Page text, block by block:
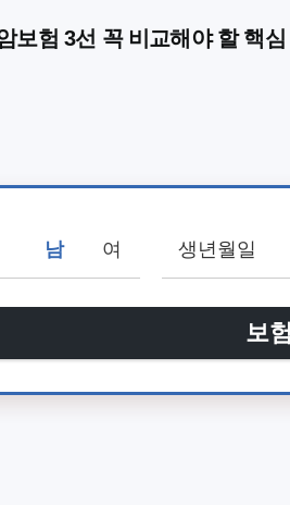
보험 3선 꼭 비교해야 할 핵심
남 여
보